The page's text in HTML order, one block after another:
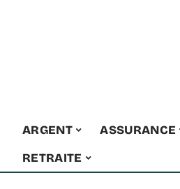
ARGENT ASSURANCE
RETRAITE